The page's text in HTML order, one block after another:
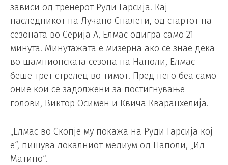
зависи од тренерот Руди Гарсија. Кај
наследникот на Лучано Спалети, од стартот на
сезоната во Серија А, Елмас одигра само 21
минута. Минутажата е мизерна ако се знае дека
во шампионската сезона на Наполи, Елмас
беше трет стрелец во тимот. Пред него беа само
оние кои се задолжени за постигнување
голови, Виктор Осимен и Квича Кварацхелија.
„Елмас во Скопје му покажа на Руди Гарсија кој
е“, пишува локалниот медиум од Наполи, „Ил
Матино“.